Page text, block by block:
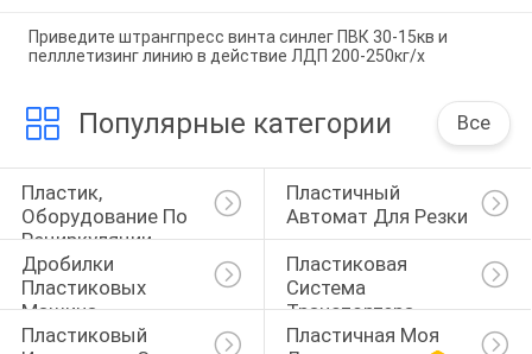
Приведите штрангпресс винта синлег ПВК 30-15кв и
пелллетизинг линию в действие ЛДП 200-250кг/х
Популярные категории Все
Пластик,
Оборудование По
Рециркуляции
Пластичный
Автомат Для Резки
Дробилки
Пластиковых
Машина
Пластиковая
Система
Транспортера
Пластиковый
Пластичная Моя